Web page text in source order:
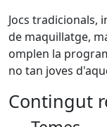
Jocs tradicionals,
de maquillatge,
omplen la
no tan joves
Contingut